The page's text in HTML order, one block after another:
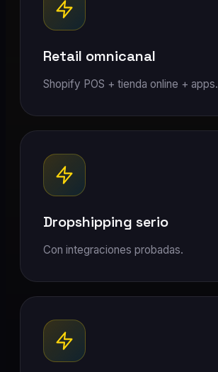
Retail omnicanal
Shopify POS + tienda online + apps.
Dropshipping serio
Con integraciones probadas.